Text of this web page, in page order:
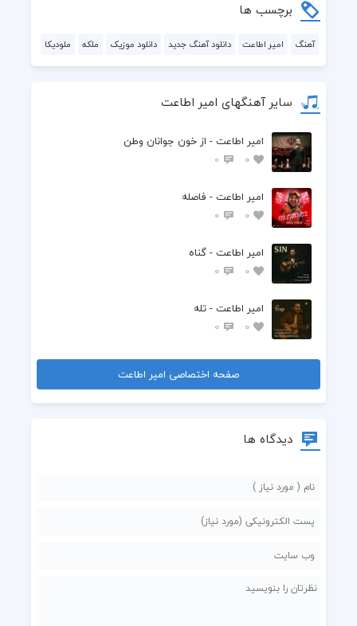
برچسب ها
آهنگ امیر اطاعت دانلود آهنگ جدید دانلود موزیک ملکه ملودیکا
سایر آهنگهای امیر اطاعت
امیر اطاعت - از خون جوانان وطن
0
0
امیر اطاعت - فاصله
0
0
امیر اطاعت - گناه
0
0
امیر اطاعت - تله
0
0
صفحه اختصاصی امیر اطاعت
دیدگاه ها